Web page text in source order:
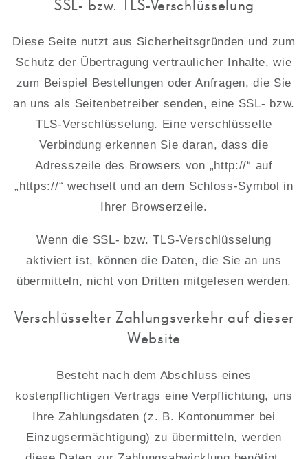
SSL- bzw. TLS-Verschlüsselung
Diese Seite nutzt aus Sicherheitsgründen und zum
Schutz der Übertragung vertraulicher Inhalte, wie
zum Beispiel Bestellungen oder Anfragen, die Sie
an uns als Seitenbetreiber senden, eine SSL- bzw.
TLS-Verschlüsselung. Eine verschlüsselte
Verbindung erkennen Sie daran, dass die
Adresszeile des Browsers von „http://“ auf
„https://“ wechselt und an dem Schloss-Symbol in
Ihrer Browserzeile.
Wenn die SSL- bzw. TLS-Verschlüsselung
aktiviert ist, können die Daten, die Sie an uns
übermitteln, nicht von Dritten mitgelesen werden.
Verschlüsselter Zahlungsverkehr auf dieser
Website
Besteht nach dem Abschluss eines
kostenpflichtigen Vertrags eine Verpflichtung, uns
Ihre Zahlungsdaten (z. B. Kontonummer bei
Einzugsermächtigung) zu übermitteln, werden